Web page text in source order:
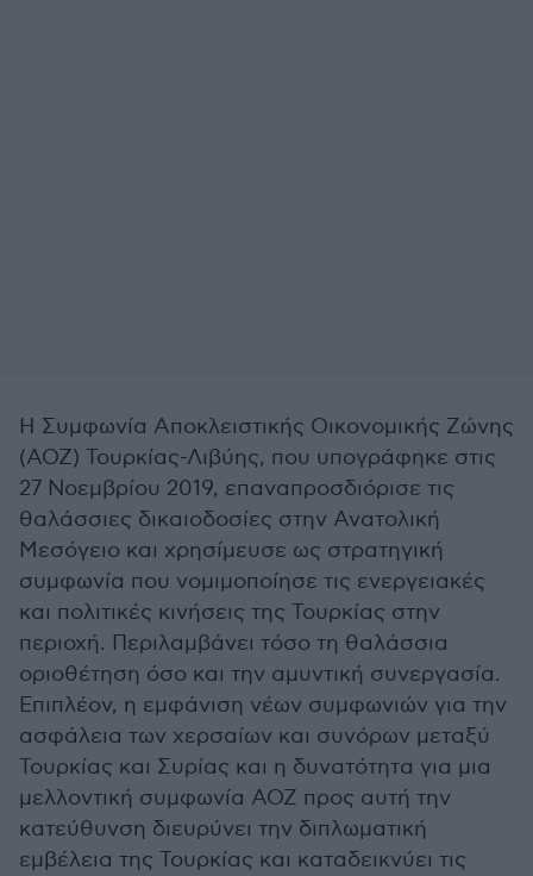
Η Συμφωνία Αποκλειστικής Οικονομικής Ζώνης
(ΑΟΖ) Τουρκίας-Λιβύης, που υπογράφηκε στις
27 Νοεμβρίου 2019, επαναπροσδιόρισε τις
θαλάσσιες δικαιοδοσίες στην Ανατολική
Μεσόγειο και χρησίμευσε ως στρατηγική
συμφωνία που νομιμοποίησε τις ενεργειακές
και πολιτικές κινήσεις της Τουρκίας στην
περιοχή. Περιλαμβάνει τόσο τη θαλάσσια
οριοθέτηση όσο και την αμυντική συνεργασία.
Επιπλέον, η εμφάνιση νέων συμφωνιών για την
ασφάλεια των χερσαίων και συνόρων μεταξύ
Τουρκίας και Συρίας και η δυνατότητα για μια
μελλοντική συμφωνία ΑΟΖ προς αυτή την
κατεύθυνση διευρύνει την διπλωματική
εμβέλεια της Τουρκίας και καταδεικνύει τις